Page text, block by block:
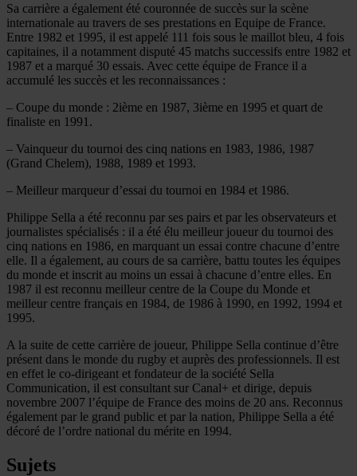
Sa carrière a également été couronnée de succès sur la scène
internationale au travers de ses prestations en Equipe de France.
Entre 1982 et 1995, il est appelé 111 fois sous le maillot bleu, 4 fois
capitaines, il a notamment disputé 45 matchs successifs entre 1982 et
1987 et a marqué 30 essais. Avec cette équipe de France il a
accumulé les succès et les reconnaissances :
– Coupe du monde : 2ième en 1987, 3ième en 1995 et quart de
finaliste en 1991.
– Vainqueur du tournoi des cinq nations en 1983, 1986, 1987
(Grand Chelem), 1988, 1989 et 1993.
– Meilleur marqueur d’essai du tournoi en 1984 et 1986.
Philippe Sella a été reconnu par ses pairs et par les observateurs et
journalistes spécialisés : il a été élu meilleur joueur du tournoi des
cinq nations en 1986, en marquant un essai contre chacune d’entre
elle. Il a également, au cours de sa carrière, battu toutes les équipes
du monde et inscrit au moins un essai à chacune d’entre elles. En
1987 il est reconnu meilleur centre de la Coupe du Monde et
meilleur centre français en 1984, de 1986 à 1990, en 1992, 1994 et
1995.
A la suite de cette carrière de joueur, Philippe Sella continue d’être
présent dans le monde du rugby et auprès des professionnels. Il est
en effet le co-dirigeant et fondateur de la société Sella
Communication, il est consultant sur Canal+ et dirige, depuis
novembre 2007 l’équipe de France des moins de 20 ans. Reconnus
également par le grand public et par la nation, Philippe Sella a été
décoré de l’ordre national du mérite en 1994.
Sujets